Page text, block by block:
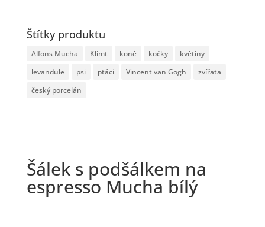
Štítky produktu
Alfons Mucha Klimt koně kočky
květiny
levandule
psi ptáci Vincent van Gogh
zvířata
český porcelán
Šálek s podšálkem na
espresso Mucha bílý